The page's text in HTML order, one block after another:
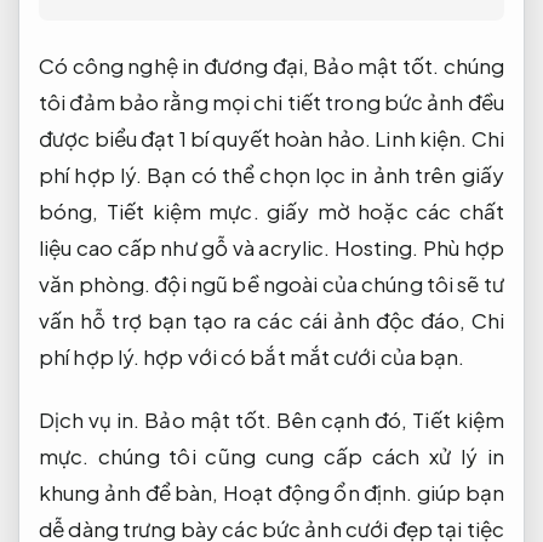
Có công nghệ in đương đại, Bảo mật tốt. chúng
tôi đảm bảo rằng mọi chi tiết trong bức ảnh đều
được biểu đạt 1 bí quyết hoàn hảo. Linh kiện. Chi
phí hợp lý. Bạn có thể chọn lọc in ảnh trên giấy
bóng, Tiết kiệm mực. giấy mờ hoặc các chất
liệu cao cấp như gỗ và acrylic. Hosting. Phù hợp
văn phòng. đội ngũ bề ngoài của chúng tôi sẽ tư
vấn hỗ trợ bạn tạo ra các cái ảnh độc đáo, Chi
phí hợp lý. hợp với có bắt mắt cưới của bạn.
Dịch vụ in. Bảo mật tốt. Bên cạnh đó, Tiết kiệm
mực. chúng tôi cũng cung cấp cách xử lý in
khung ảnh để bàn, Hoạt động ổn định. giúp bạn
dễ dàng trưng bày các bức ảnh cưới đẹp tại tiệc